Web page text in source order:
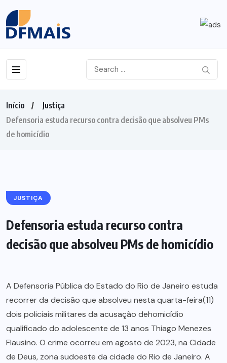
Início
Justiça
Defensoria estuda recurso contra decisão que absolveu PMs
de homicídio
JUSTIÇA
Defensoria estuda recurso contra
decisão que absolveu PMs de homicídio
A Defensoria Pública do Estado do Rio de Janeiro estuda
recorrer da decisão que absolveu nesta quarta-feira(11)
dois policiais militares da acusação dehomicídio
qualificado do adolescente de 13 anos Thiago Menezes
Flausino. O crime ocorreu em agosto de 2023, na Cidade
de Deus, zona sudoeste da cidade do Rio de Janeiro. A